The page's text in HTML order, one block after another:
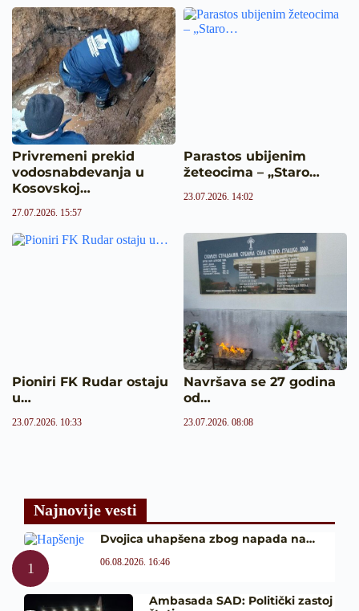
Privremeni prekid
vodosnabdevanja u
Kosovskoj…
27.07.2026. 15:57
Parastos ubijenim
žeteocima – „Staro…
23.07.2026. 14:02
Pioniri FK Rudar ostaju
u…
23.07.2026. 10:33
Navršava se 27 godina
od…
23.07.2026. 08:08
Najnovije vesti
Dvojica uhapšena zbog napada na…
06.08.2026. 16:46
Ambasada SAD: Politički zastoj